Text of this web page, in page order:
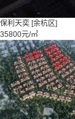
保利天奕 [余杭区]
35800元/㎡